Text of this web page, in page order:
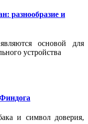
разнообразие и
основой для
устройства
и символ доверия,